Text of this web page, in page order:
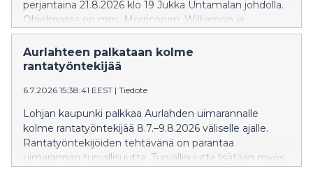
perjantaina 21.8.2026 klo 19 Jukka Untamalan johdolla.
Ohjelmassa on mm. Morriconen, Williamsin ja
Zimmerin teoksia. Konsertin solistina hurmaa
multilahjakas Maria Ylipää luontevalla olemuksellaan
sekä ilmaisuvoimaisella ja herkällä äänellään. Niin
monipuolisten musiikkiprojektien koulima taiteilija
antaa jokaiseen esiintymiseensä oman, läsnä olevan ja
syvästi tunteisiin vetoavan sävynsä. Konsertin juontaa
tunnettu näyttelijä Krista Kosonen. Liput ennakkoon
myy NetTicket. Tule ajoissa paikalle, koska klo 17
esiintyy Cellomania Ilmaiskonsertissa! Katso koko
Aurlahteen palkataan kolme
rantatyöntekijää
6.7.2026 15:38:41 EEST | Tiedote
Lohjan kaupunki palkkaa Aurlahden uimarannalle
kolme rantatyöntekijää 8.7.–9.8.2026 väliselle ajalle.
Rantatyöntekijöiden tehtävänä on parantaa
uimarannan turvallisuutta. Turvallisuutta lisätään myös